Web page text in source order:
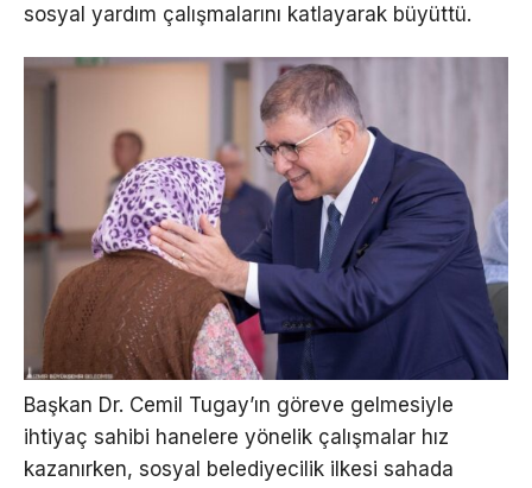
sosyal yardım çalışmalarını katlayarak büyüttü.
Başkan Dr. Cemil Tugay’ın göreve gelmesiyle
ihtiyaç sahibi hanelere yönelik çalışmalar hız
kazanırken, sosyal belediyecilik ilkesi sahada